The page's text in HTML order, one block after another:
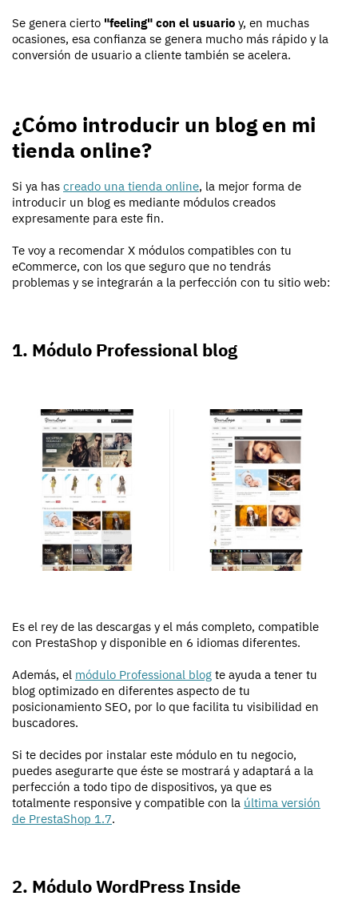
Se genera cierto "feeling" con el usuario y, en muchas
ocasiones, esa confianza se genera mucho más rápido y la
conversión de usuario a cliente también se acelera.
¿Cómo introducir un blog en mi
tienda online?
Si ya has creado una tienda online, la mejor forma de
introducir un blog es mediante módulos creados
expresamente para este fin.
Te voy a recomendar X módulos compatibles con tu
eCommerce, con los que seguro que no tendrás
problemas y se integrarán a la perfección con tu sitio web:
1. Módulo Professional blog
Es el rey de las descargas y el más completo, compatible
con PrestaShop y disponible en 6 idiomas diferentes.
Además, el módulo Professional blog te ayuda a tener tu
blog optimizado en diferentes aspecto de tu
posicionamiento SEO, por lo que facilita tu visibilidad en
buscadores.
Si te decides por instalar este módulo en tu negocio,
puedes asegurarte que éste se mostrará y adaptará a la
perfección a todo tipo de dispositivos, ya que es
totalmente responsive y compatible con la última versión
de PrestaShop 1.7.
2. Módulo WordPress Inside